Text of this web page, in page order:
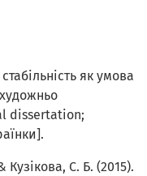
як умова
dissertation;
С. Б. (2015).